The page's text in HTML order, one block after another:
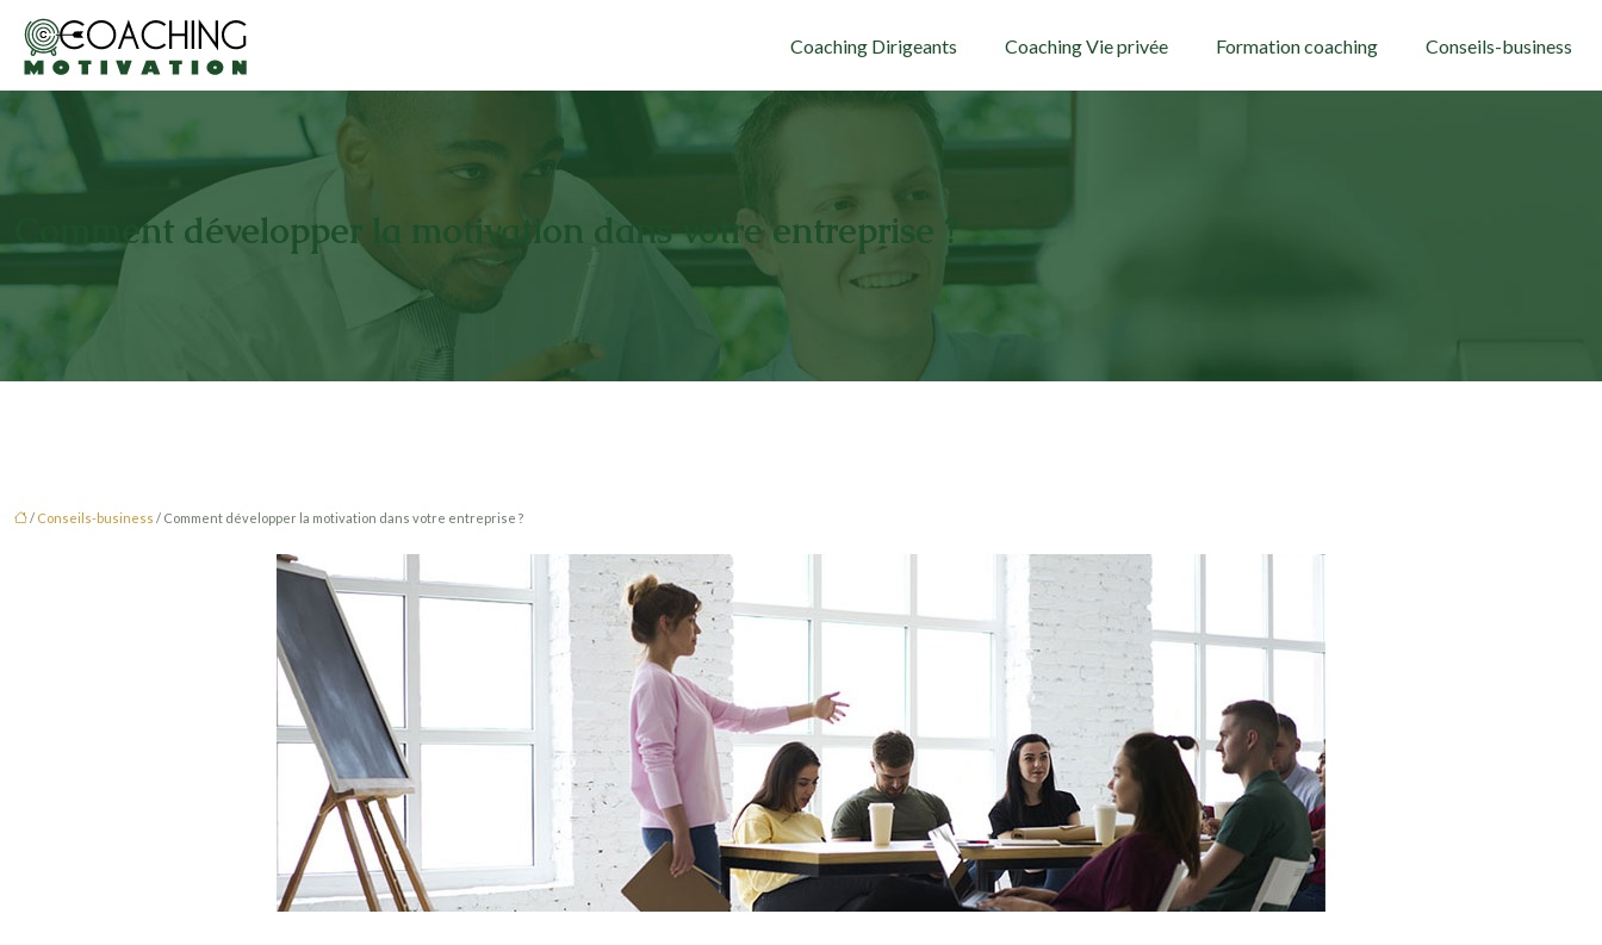
Coaching Dirigeants Coaching Vie privée Formation coaching Conseils-business
Comment développer la motivation dans votre entreprise ?
/ Conseils-business / Comment développer la motivation dans votre entreprise ?